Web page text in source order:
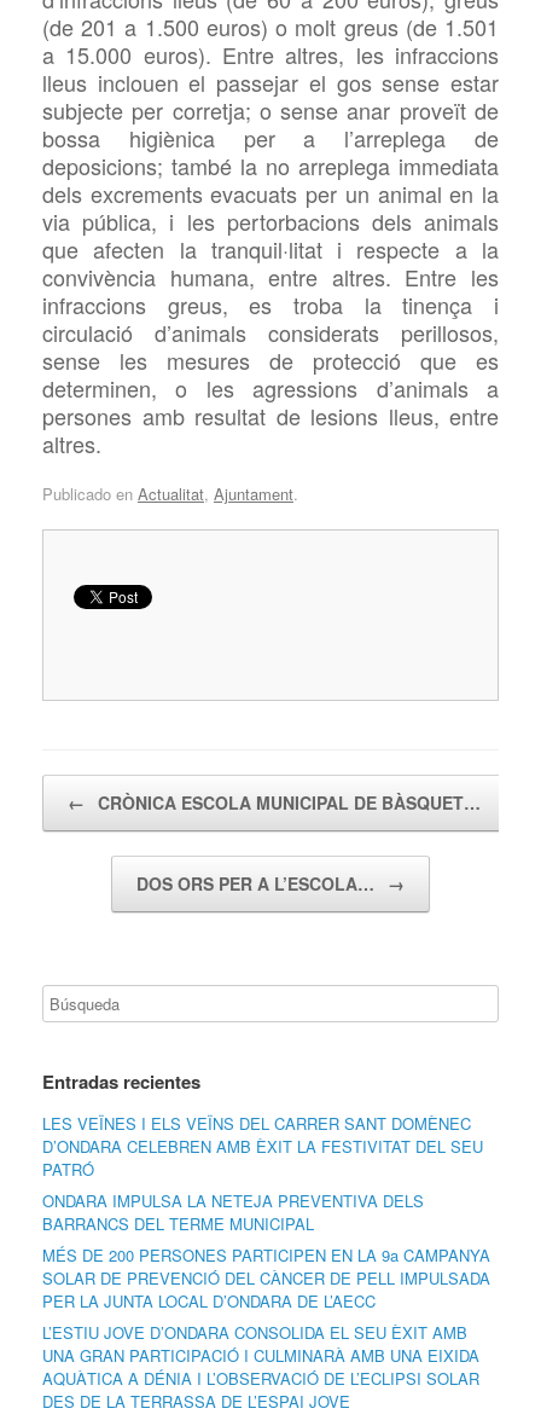
(de 201 a 1.500 euros) o molt greus (de 1.501
a 15.000 euros). Entre altres, les infraccions
lleus inclouen el passejar el gos sense estar
subjecte per corretja; o sense anar proveït de
bossa higiènica per a l’arreplega de
deposicions; també la no arreplega immediata
dels excrements evacuats per un animal en la
via pública, i les pertorbacions dels animals
que afecten la tranquil·litat i respecte a la
convivència humana, entre altres. Entre les
infraccions greus, es troba latinença i
circulació d’animals considerats perillosos,
sense les mesures de protecció que es
determinen, o les agressions d’animals a
persones amb resultat de lesions lleus, entre
altres.
Publicado en Actualitat, Ajuntament.
← CRÒNICA ESCOLA MUNICIPAL DE BÀSQUET…
DOS ORS PER A L’ESCOLA… →
Entradas recientes
LES VEÏNES I ELS VEÏNS DEL CARRER SANT DOMÈNEC
D’ONDARA CELEBREN AMB ÈXIT LA FESTIVITAT DEL SEU
PATRÓ
ONDARA IMPULSA LA NETEJA PREVENTIVA DELS
BARRANCS DEL TERME MUNICIPAL
MÉS DE 200 PERSONES PARTICIPEN EN LA 9a CAMPANYA
SOLAR DE PREVENCIÓ DEL CÀNCER DE PELL IMPULSADA
PER LA JUNTA LOCAL D’ONDARA DE L’AECC
L’ESTIU JOVE D’ONDARA CONSOLIDA EL SEU ÈXIT AMB
UNA GRAN PARTICIPACIÓ I CULMINARÀ AMB UNA EIXIDA
AQUÀTICA A DÉNIA I L’OBSERVACIÓ DE L’ECLIPSI SOLAR
DES DE LA TERRASSA DE L’ESPAI JOVE